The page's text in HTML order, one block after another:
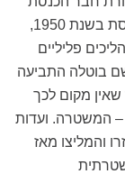
(לימים השופט) ד"ר יוסף מיכאל-לם בדיון בכנסת בשנת 1950,
פליליים
בוטלה התביעה
מקום לכך
– המשטרה. ועדות
והמליצו מאז